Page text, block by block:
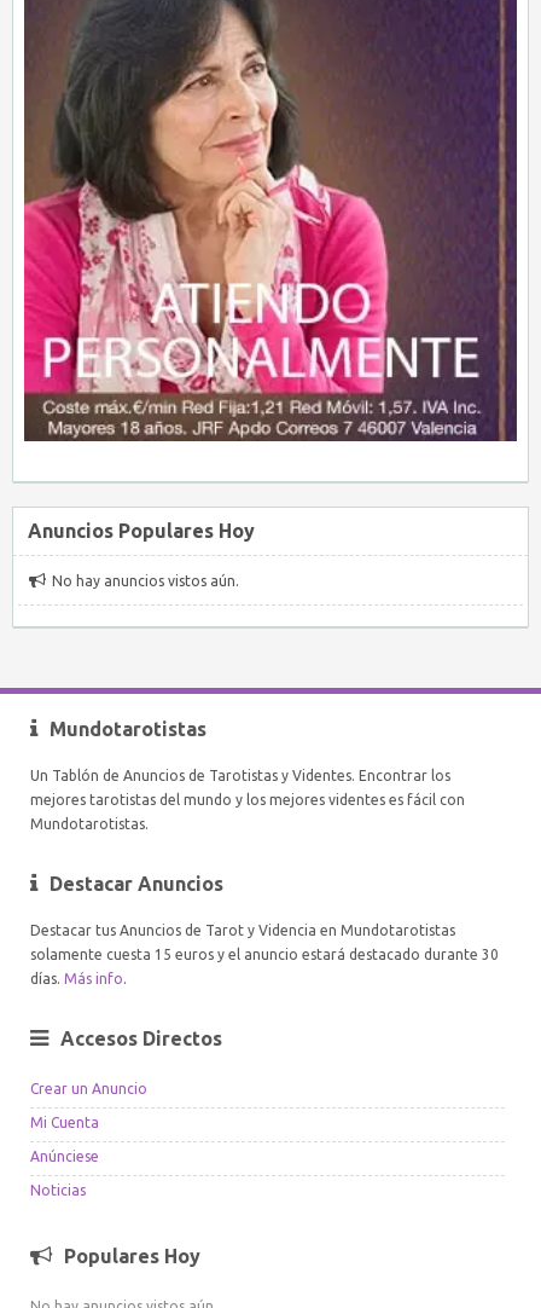
Anuncios Populares Hoy
No hay anuncios vistos aún.
Mundotarotistas
Un Tablón de Anuncios de Tarotistas y Videntes. Encontrar los
mejores tarotistas del mundo y los mejores videntes es fácil con
Mundotarotistas.
Destacar Anuncios
Destacar tus Anuncios de Tarot y Videncia en Mundotarotistas
solamente cuesta 15 euros y el anuncio estará destacado durante 30
días. Más info.
Accesos Directos
Crear un Anuncio
Mi Cuenta
Anúnciese
Noticias
Populares Hoy